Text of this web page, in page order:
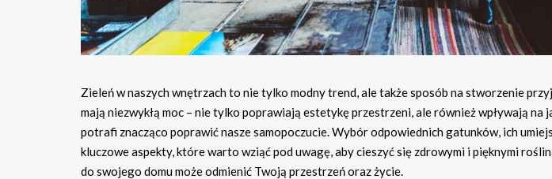
Zieleń w naszych wnętrzach to nie tylko modny trend, ale także sposób na stworzenie
mają niezwykłą moc – nie tylko poprawiają estetykę przestrzeni, ale również wpływają na
potrafi znacząco poprawić nasze samopoczucie. Wybór odpowiednich gatunków, ich
kluczowe aspekty, które warto wziąć pod uwagę, aby cieszyć się zdrowymi i pięknymi
do swojego domu może odmienić Twoją przestrzeń oraz życie.